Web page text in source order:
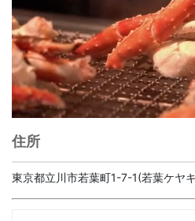
住所
東京都立川市若葉町1-7-1(若葉ケヤ